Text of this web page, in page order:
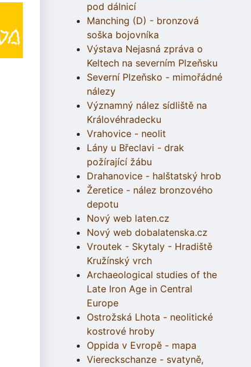
pod dálnicí
Manching (D) - bronzová
soška bojovníka
Výstava Nejasná zpráva o
Keltech na severním Plzeňsku
Severní Plzeňsko - mimořádné
nálezy
Významný nález sídliště na
Královéhradecku
Vrahovice - neolit
Lány u Břeclavi - drak
požírající žábu
Drahanovice - halštatský hrob
Žeretice - nález bronzového
depotu
Nový web laten.cz
Nový web dobalatenska.cz
Vroutek - Skytaly - Hradiště
Kružínský vrch
Archaeological studies of the
Late Iron Age in Central
Europe
Ostrožská Lhota - neolitické
kostrové hroby
Oppida v Evropě - mapa
Viereckschanze - svatyně,